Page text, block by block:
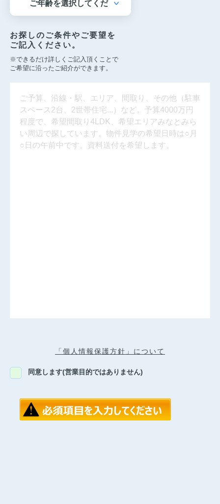
お探しのご条件やご要望を
ご記入ください。
※できるだけ詳しくご記入頂くことで
ご希望に沿ったご紹介ができます。
「個人情報保護方針」について
同意します(営業目的ではありません)